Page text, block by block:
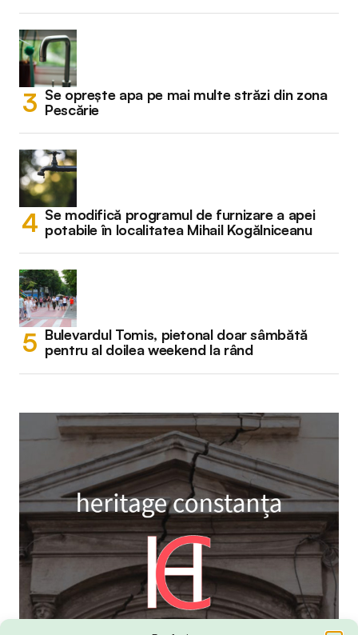
Se oprește apa pe mai multe străzi din zona
Pescărie
Se modifică programul de furnizare a apei
potabile în localitatea Mihail Kogălniceanu
Bulevardul Tomis, pietonal doar sâmbătă
pentru al doilea weekend la rând